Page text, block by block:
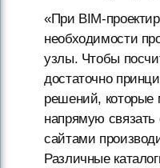
«При BIM-
необходимости
узлы. Чтобы
достаточно
решений, которые
напрямую
сайтами
Различные